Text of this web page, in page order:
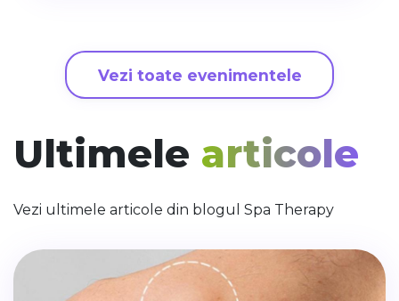
Vezi toate evenimentele
Ultimele articole
Vezi ultimele articole din blogul Spa Therapy